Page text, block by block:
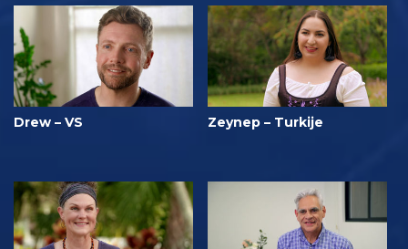
Drew – VS Zeynep – Turkije